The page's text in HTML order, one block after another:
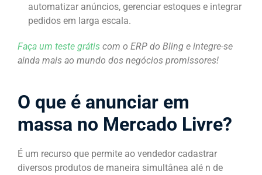
automatizar anúncios, gerenciar estoques e integrar
pedidos em larga escala.
Faça um teste grátis com o ERP do Bling e integre-se
ainda mais ao mundo dos negócios promissores!
O que é anunciar em
massa no Mercado Livre?
É um recurso que permite ao vendedor cadastrar
diversos produtos de maneira simultânea alé n de